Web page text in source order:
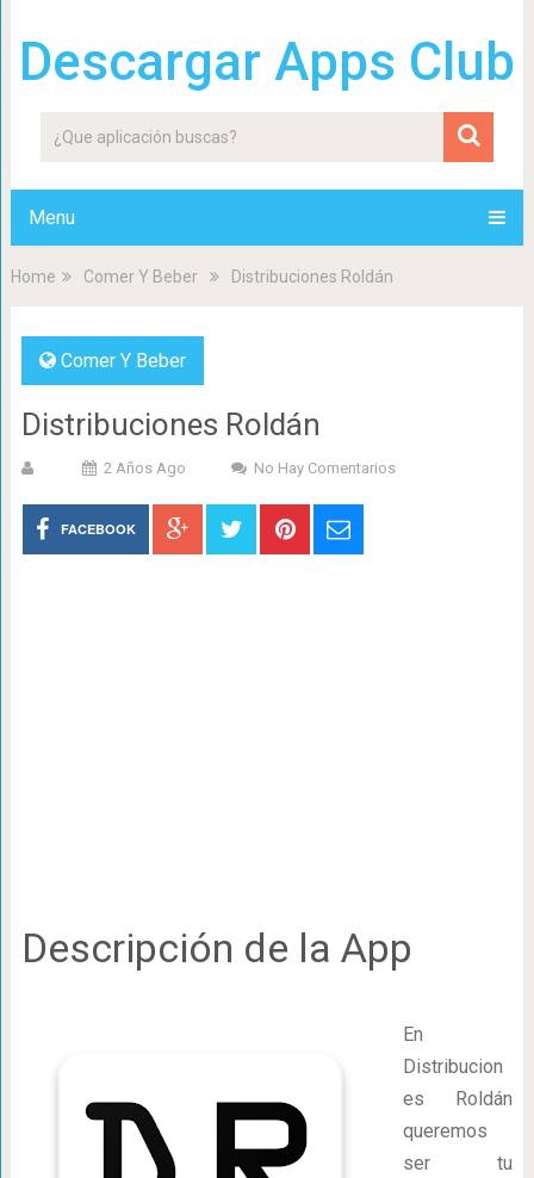
Descargar Apps Club
Menu
Home Comer Y Beber Distribuciones Roldán
Comer Y Beber
Distribuciones Roldán
2 Años Ago No Hay Comentarios
FACEBOOK
Descripción de la App
En
Distribucion
es Roldán
queremos
ser tu